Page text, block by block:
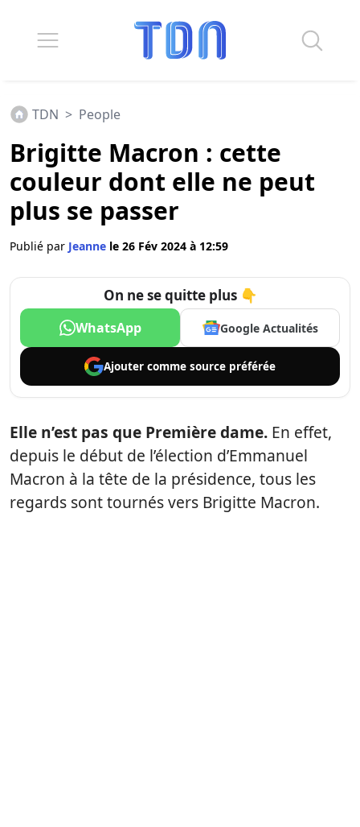
TDN > People
Brigitte Macron : cette
couleur dont elle ne peut
plus se passer
Publié par Jeanne le 26 Fév 2024 à 12:59
On ne se quitte plus 👇
WhatsApp Google Actualités
Ajouter comme source préférée
Elle n’est pas que Première dame. En effet,
depuis le début de l’élection d’Emmanuel
Macron à la tête de la présidence, tous les
regards sont tournés vers Brigitte Macron.